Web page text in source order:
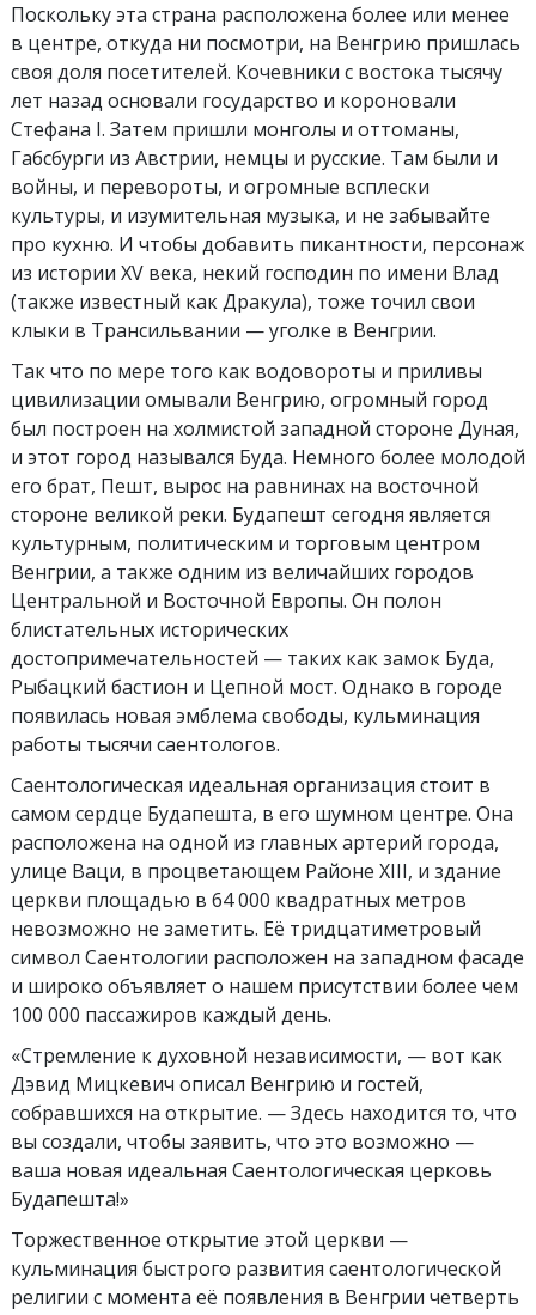
Поскольку эта страна расположена более или менее
в центре, откуда ни посмотри, на Венгрию пришлась
своя доля посетителей. Кочевники с востока тысячу
лет назад основали государство и короновали
Стефана I. Затем пришли монголы и оттоманы,
Габсбурги из Австрии, немцы и русские. Там были и
войны, и перевороты, и огромные всплески
культуры, и изумительная музыка, и не забывайте
про кухню. И чтобы добавить пикантности, персонаж
из истории XV века, некий господин по имени Влад
(также известный как Дракула), тоже точил свои
клыки в Трансильвании — уголке в Венгрии.
Так что по мере того как водовороты и приливы
цивилизации омывали Венгрию, огромный город
был построен на холмистой западной стороне Дуная,
и этот город назывался Буда. Немного более молодой
его брат, Пешт, вырос на равнинах на восточной
стороне великой реки. Будапешт сегодня является
культурным, политическим и торговым центром
Венгрии, а также одним из величайших городов
Центральной и Восточной Европы. Он полон
блистательных исторических
достопримечательностей — таких как замок Буда,
Рыбацкий бастион и Цепной мост. Однако в городе
появилась новая эмблема свободы, кульминация
работы тысячи саентологов.
Саентологическая идеальная организация стоит в
самом сердце Будапешта, в его шумном центре. Она
расположена на одной из главных артерий города,
улице Ваци, в процветающем Районе XIII, и здание
церкви площадью в 64 000 квадратных метров
невозможно не заметить. Её тридцатиметровый
символ Саентологии расположен на западном фасаде
и широко объявляет о нашем присутствии более чем
100 000 пассажиров каждый день.
«Стремление к духовной независимости, — вот как
Дэвид Мицкевич описал Венгрию и гостей,
собравшихся на открытие. — Здесь находится то, что
вы создали, чтобы заявить, что это возможно —
ваша новая идеальная Саентологическая церковь
Будапешта!»
Торжественное открытие этой церкви —
кульминация быстрого развития саентологической
религии с момента её появления в Венгрии четверть